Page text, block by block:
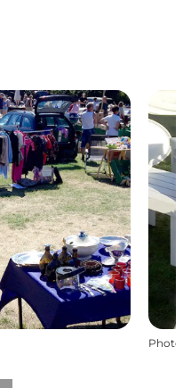
Photo